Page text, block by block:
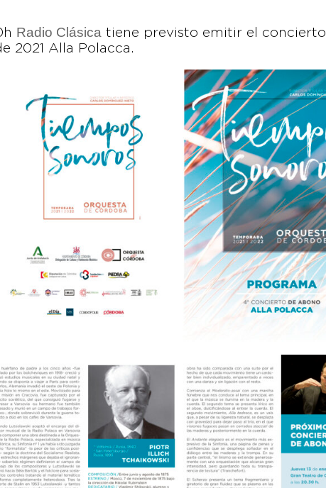
Radio Clásica tiene previsto emitir el concierto
2021 Alla Polacca.